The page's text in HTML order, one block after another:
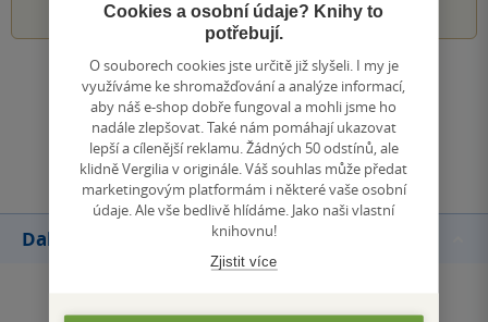
Zobrazit všechna hodnocení
Přidat hodnocení
Další knihy autora
Cookies a osobní údaje? Knihy to
potřebují.
O souborech cookies jste určitě již slyšeli. I my je
využíváme ke shromažďování a analýze informací,
aby náš e-shop dobře fungoval a mohli jsme ho
nadále zlepšovat. Také nám pomáhají ukazovat
lepší a cílenější reklamu. Žádných 50 odstínů, ale
klidně Vergilia v originále. Váš souhlas může předat
marketingovým platformám i některé vaše osobní
údaje. Ale vše bedlivě hlídáme. Jako naši vlastní
knihovnu!
Zjistit více